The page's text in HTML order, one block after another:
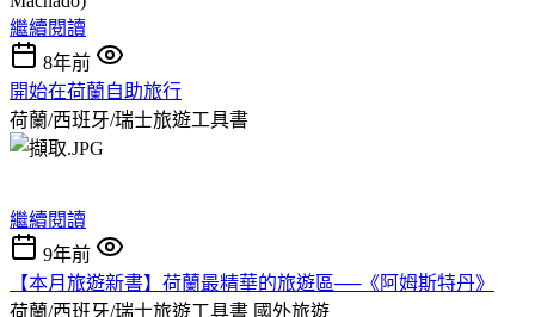
繼續閱讀
8年前
開始在荷蘭自助旅行
荷蘭/西班牙/瑞士旅遊工具書
繼續閱讀
9年前
【本月旅遊新書】荷蘭最精華的旅遊區──《阿姆斯特丹》
荷蘭/西班牙/瑞士旅遊工具書 國外旅遊